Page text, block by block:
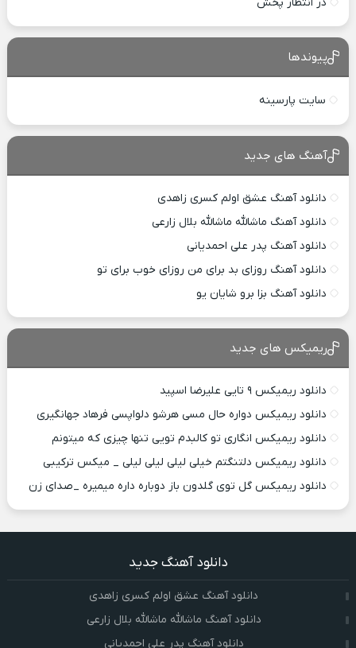
پیوندها
سایت پارسینه
آهنگ های جدید
دانلود آهنگ عشق اولم کسری زاهدی
دانلود آهنگ ماشالله ماشالله بلال زارعی
دانلود آهنگ پدر علی احمدیانی
دانلود آهنگ روزای بد برای من روزای خوب برای تو
دانلود آهنگ بزا برو شایان یو
ریمیکس های جدید
دانلود ریمیکس ۹ تایی علیرضا اسپید
دانلود ریمیکس دواره حال مسی هرشو دلواپسی فرهاد جهانگیری
دانلود ریمیکس انگاری تو کالبدم تویی تنها چیزی که میتونم
دانلود ریمیکس دلتنگتم خیلی لیلی لیلی لیلی _ میکس ترکیبی
دانلود ریمیکس گل توی گلدون باز دوباره داره میمیره _صدای زن
دانلود آهنگ جدید
دانلود آهنگ عشق اولم کسری زاهدی
دانلود آهنگ ماشالله ماشالله بلال زارعی
دانلود آهنگ پدر علی احمدیانی